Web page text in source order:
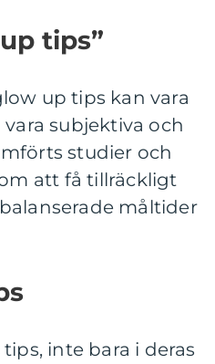
tips”
up tips kan vara
subjektiva och
studier och
att få tillräckligt
måltider
inte bara i deras